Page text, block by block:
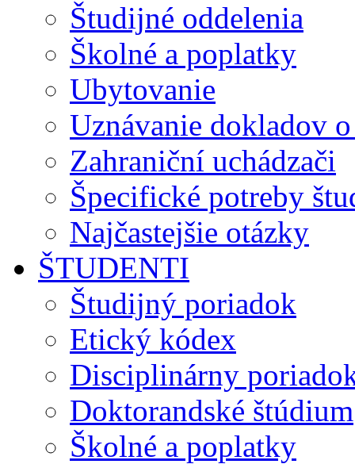
Študijné oddelenia
Školné a poplatky
Ubytovanie
Uznávanie dokladov
Zahraniční uchádzači
Špecifické potreby
Najčastejšie otázky
ŠTUDENTI
Študijný poriadok
Etický kódex
Disciplinárny
Doktorandské štúdium
Školné a poplatky